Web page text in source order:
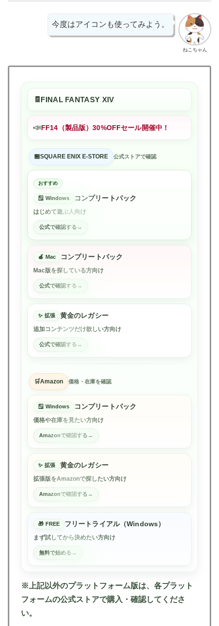
ねこちゃん
今度はアイコンも使ってみよう。
FINAL FANTASY XIV
📣FF14（製品版）30%OFFセール開催中！
SQUARE ENIX E-STORE 公式ストアで確認
おすすめ
Windows コンプリートパック
はじめて遊ぶ人向け
公式で確認する
Mac コンプリートパック
Mac版を探している方向け
公式で確認する
拡張 黄金のレガシー
追加コンテンツだけ欲しい方向け
公式で確認する
Amazon 価格・在庫を確認
Windows コンプリートパック
価格や在庫を見たい方向け
Amazonで確認する
拡張 黄金のレガシー
拡張版をAmazonで探したい方向け
Amazonで確認する
FREE フリートライアル（Windows）
まず試してから決めたい方向け
無料で始める
※上記以外のプラットフォーム版は、各プラット
フォームの公式ストアで購入・確認してくださ
い。